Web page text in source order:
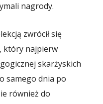
nagrody.
zwrócił się
, który najpierw
skarżyskich
samego dnia po
również do